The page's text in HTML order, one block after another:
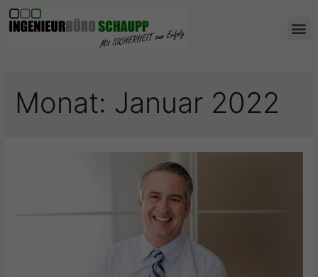
Monat: Januar 2022